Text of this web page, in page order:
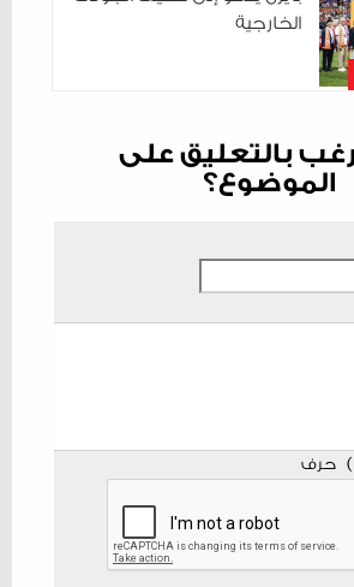
الخارجية
بالتعليق على
الموضوع؟
) حرف